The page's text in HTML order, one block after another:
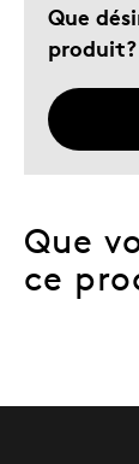
Que
produit?
Que
ce